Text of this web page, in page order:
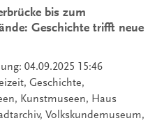
bis zum
Geschichte trifft neue
04.09.2025 15:46
Geschichte,
Kunstmuseen, Haus
Volkskundemuseum,